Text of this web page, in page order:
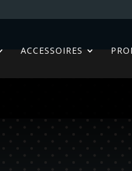
ACCESSOIRES